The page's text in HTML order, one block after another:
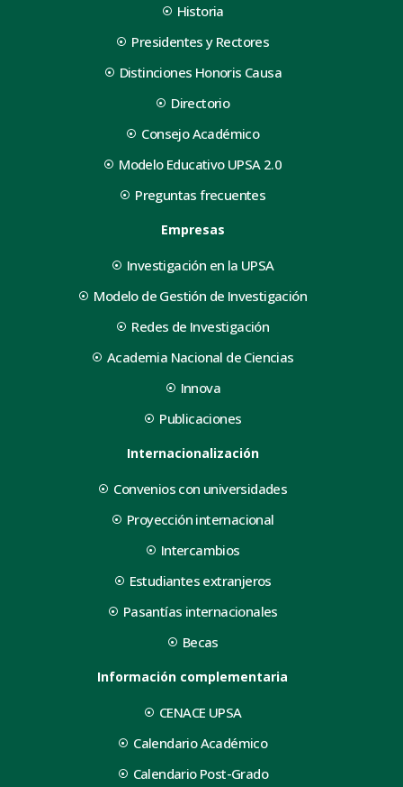
Historia
Presidentes y Rectores
Distinciones Honoris Causa
Directorio
Consejo Académico
Modelo Educativo UPSA 2.0
Preguntas frecuentes
Empresas
Investigación en la UPSA
Modelo de Gestión de Investigación
Redes de Investigación
Academia Nacional de Ciencias
Innova
Publicaciones
Internacionalización
Convenios con universidades
Proyección internacional
Intercambios
Estudiantes extranjeros
Pasantías internacionales
Becas
Información complementaria
CENACE UPSA
Calendario Académico
Calendario Post-Grado